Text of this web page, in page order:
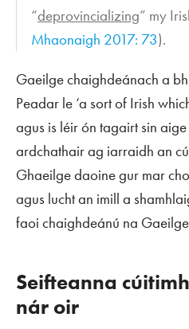
“deprovincializing” my
Mhaonaigh 2017: 73).
Gaeilge chaighdeánach a
Peadar le ‘a sort of Irish
agus is léir ón tagairt sin
ardchathair ag iarraidh an
Ghaeilge daoine gur mar
agus lucht an imill a
faoi chaighdeánú na
Seifteanna
nár oir